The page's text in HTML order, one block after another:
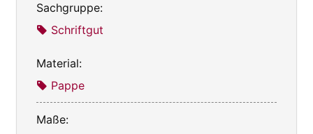
Sachgruppe:
Schriftgut
Material:
Pappe
Maße: